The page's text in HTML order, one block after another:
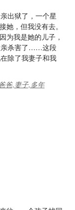
出狱了，一个星
她，但我没有去。
为我是她的儿子，
亲杀害了……这段
除了我妻子和我
爸,妻子,多年